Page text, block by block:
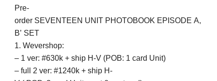
Pre-
order SEVENTEEN UNIT PHOTOBOOK EPISODE A,
B’ SET
1. Wevershop:
– 1 ver: #630k + ship H-V (POB: 1 card Unit)
– full 2 ver: #1240k + ship H-